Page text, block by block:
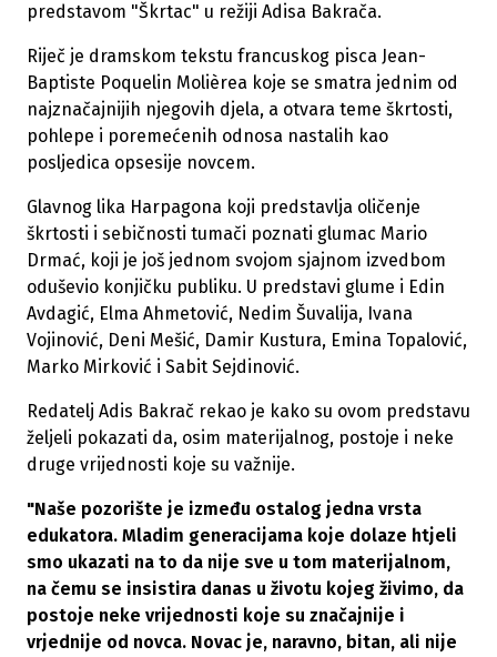
predstavom "Škrtac" u režiji Adisa Bakrača.
Riječ je dramskom tekstu francuskog pisca Jean-
Baptiste Poquelin Molièrea koje se smatra jednim od
najznačajnijih njegovih djela, a otvara teme škrtosti,
pohlepe i poremećenih odnosa nastalih kao
posljedica opsesije novcem.
Glavnog lika Harpagona koji predstavlja oličenje
škrtosti i sebičnosti tumači poznati glumac Mario
Drmać, koji je još jednom svojom sjajnom izvedbom
oduševio konjičku publiku. U predstavi glume i Edin
Avdagić, Elma Ahmetović, Nedim Šuvalija, Ivana
Vojinović, Deni Mešić, Damir Kustura, Emina Topalović,
Marko Mirković i Sabit Sejdinović.
Redatelj Adis Bakrač rekao je kako su ovom predstavu
željeli pokazati da, osim materijalnog, postoje i neke
druge vrijednosti koje su važnije.
"Naše pozorište je između ostalog jedna vrsta
edukatora. Mladim generacijama koje dolaze htjeli
smo ukazati na to da nije sve u tom materijalnom,
na čemu se insistira danas u životu kojeg živimo, da
postoje neke vrijednosti koje su značajnije i
vrjednije od novca. Novac je, naravno, bitan, ali nije